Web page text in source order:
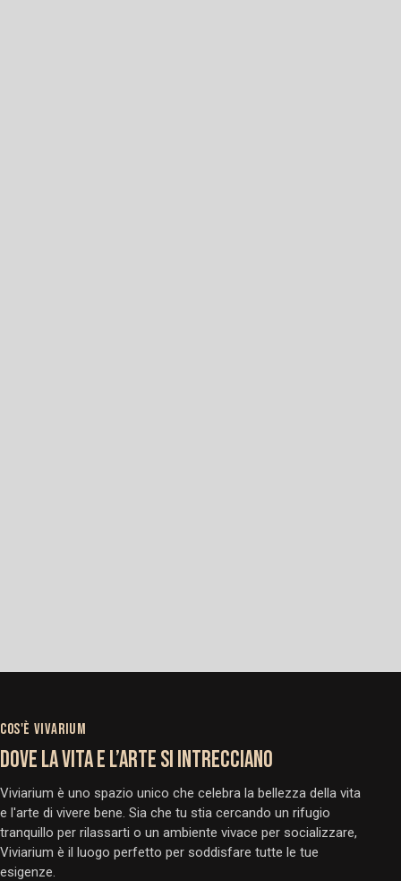
COS'È VIVARIUM
DOVE LA VITA E L’ARTE SI INTRECCIANO
Viviarium è uno spazio unico che celebra la bellezza della vita
e l'arte di vivere bene. Sia che tu stia cercando un rifugio
tranquillo per rilassarti o un ambiente vivace per socializzare,
Viviarium è il luogo perfetto per soddisfare tutte le tue
esigenze.